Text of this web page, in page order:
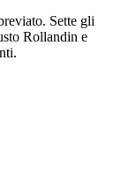
Sette gli
Rollandin e